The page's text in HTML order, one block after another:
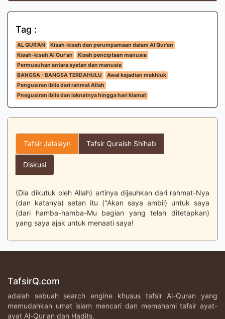
Tag :
AL QUR'AN
Kisah-kisah dan perumpamaan dalam Al Qur'an
Kisah-kisah Al Qur'an
Kisah penciptaan manusia
Permusuhan antara syetan dan manusia
BANGSA - BANGSA TERDAHULU
Awal kejadian makhluk
Pengusiran iblis dari rahmat Allah
Pnegusiran iblis dan laknatnya hingga hari kiamat
Tafsir Jalalayn Tafsir Quraish Shihab
Diskusi
(Dia dikutuk oleh Allah) artinya dijauhkan dari rahmat-Nya
(dan katanya) setan itu ("Akan saya ambil) untuk saya
(dari hamba-hamba-Mu bagian yang telah ditetapkan)
yang saya ajak untuk menaati saya!
TafsirQ.com
adalah sebuah search engine khusus tafsir Al-Quran yang
memudahkan umat islam mencari dan memahami tafsir ayat-
ayat Al-Qur'an dan Hadits.